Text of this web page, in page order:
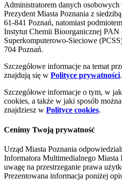
Administratorem danych
Prezydent Miasta Poznania z
61-841 Poznań, natomiast
Instytut Chemii Bioorganicznej PAN
Superkomputerowo-Sieciowe
704 Poznań.
Szczegółowe informacje na temat
znajdują się w Polityce prywatności.
Szczegółowe informacje o tym, w
cookies, a także w jaki sposób
znajdziesz w Polityce cookies.
Cenimy Twoją prywatność
Urząd Miasta Poznania
Informatora Multimedialnego Miasta
uwagę na przestrzeganie prawa
Prezentowana informacja poniżej